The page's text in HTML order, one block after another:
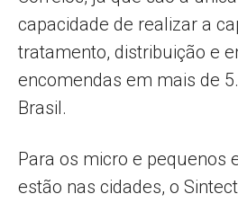
capacidade de realizar a
tratamento, distribuição e
encomendas em mais de
Brasil.
Para os micro e pequenos
estão nas cidades, o